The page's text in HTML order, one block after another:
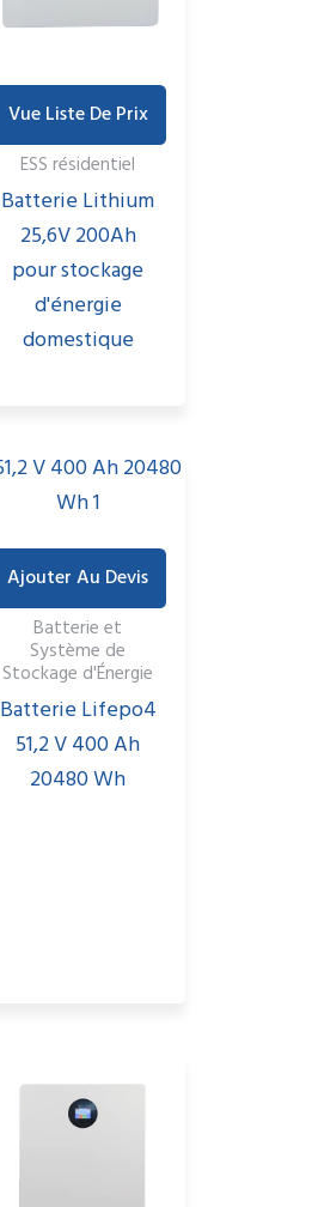
Vue Liste De Prix
ESS résidentiel
Batterie Lithium
25,6V 200Ah
pour stockage
d'énergie
domestique
Ajouter Au Devis
Batterie et
Système de
Stockage d'Énergie
Batterie Lifepo4
51,2 V 400 Ah
20480 Wh